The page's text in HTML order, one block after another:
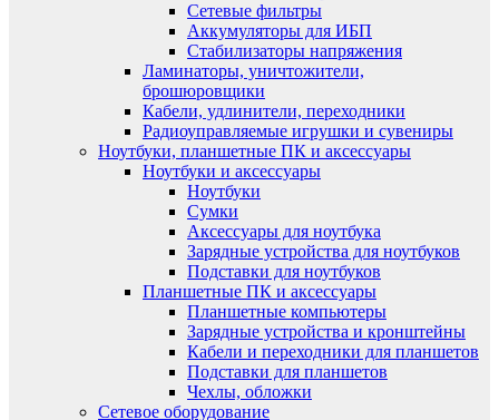
Сетевые фильтры
Аккумуляторы для ИБП
Стабилизаторы напряжения
Ламинаторы, уничтожители,
брошюровщики
Кабели, удлинители, переходники
Радиоуправляемые игрушки и сувениры
Ноутбуки, планшетные ПК и аксессуары
Ноутбуки и аксессуары
Ноутбуки
Сумки
Аксессуары для ноутбука
Зарядные устройства для ноутбуков
Подставки для ноутбуков
Планшетные ПК и аксессуары
Планшетные компьютеры
Зарядные устройства и кронштейны
Кабели и переходники для планшетов
Подставки для планшетов
Чехлы, обложки
Сетевое оборудование